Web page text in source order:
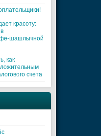
красоту:
шашлычной
как
счета